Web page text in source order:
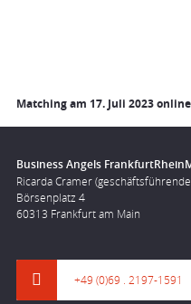
Matching am 17. Juli 2023 online
Business Angels
Ricarda Cramer
Börsenplatz 4
60313 Frankfurt am Main
+49 (0)69 . 2197-1591